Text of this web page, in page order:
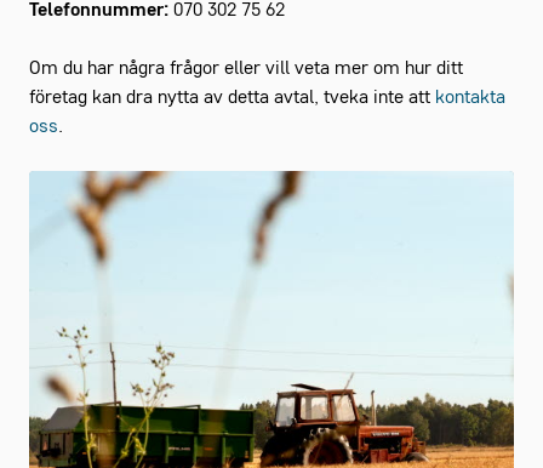
Telefonnummer: 070 302 75 62
Om du har några frågor eller vill veta mer om hur ditt
företag kan dra nytta av detta avtal, tveka inte att kontakta
oss.